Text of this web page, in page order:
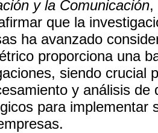
y la Comunicación,
que la
ha avanzado
proporciona una
siendo crucial
y análisis
para implementar